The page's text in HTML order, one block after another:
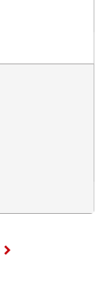
keyboard_arrow_right